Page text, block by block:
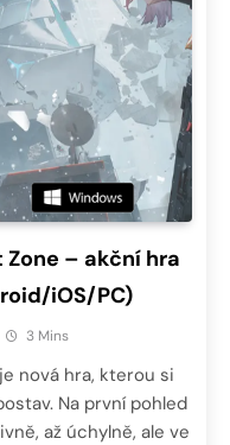
– akční hra
iOS/PC)
3 Mins
nová hra, kterou si
Na první pohled
až úchylně, ale ve